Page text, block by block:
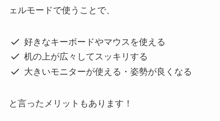
ェルモードで使うことで、
好きなキーボードやマウスを使える
机の上が広々してスッキリする
大きいモニターが使える・姿勢が良くなる
と言ったメリットもあります！